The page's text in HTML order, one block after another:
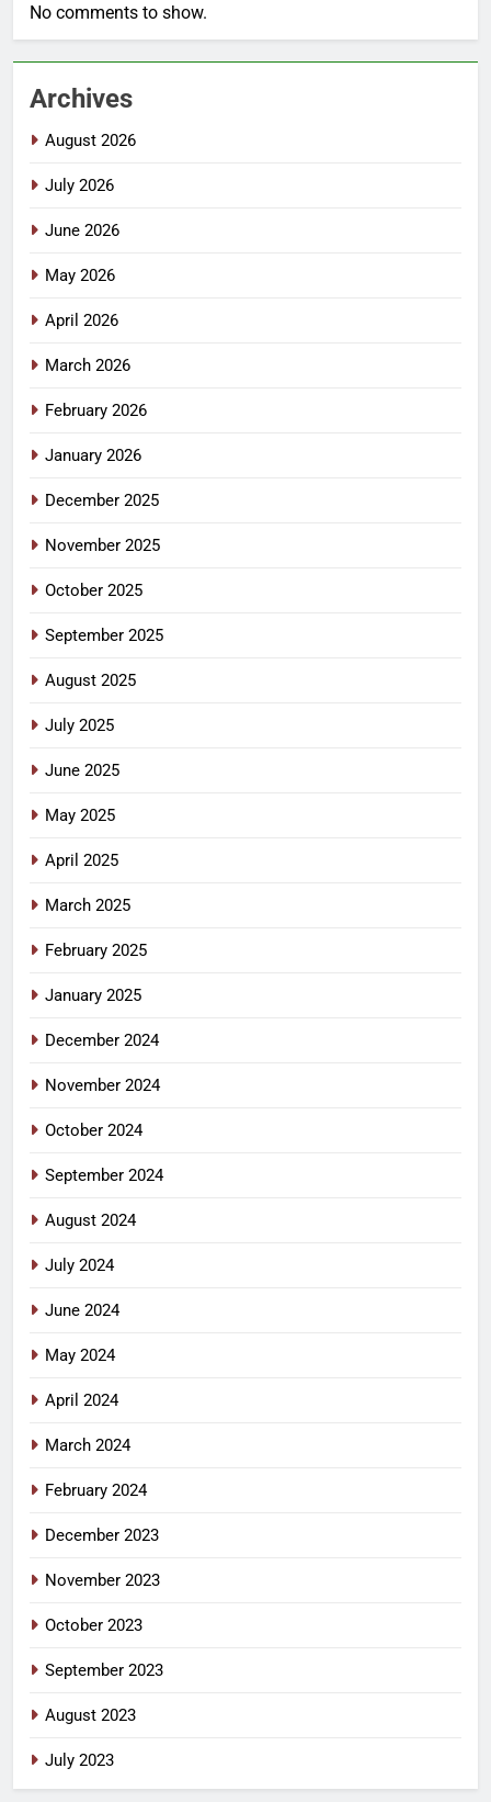
No comments to show.
Archives
August 2026
July 2026
June 2026
May 2026
April 2026
March 2026
February 2026
January 2026
December 2025
November 2025
October 2025
September 2025
August 2025
July 2025
June 2025
May 2025
April 2025
March 2025
February 2025
January 2025
December 2024
November 2024
October 2024
September 2024
August 2024
July 2024
June 2024
May 2024
April 2024
March 2024
February 2024
December 2023
November 2023
October 2023
September 2023
August 2023
July 2023